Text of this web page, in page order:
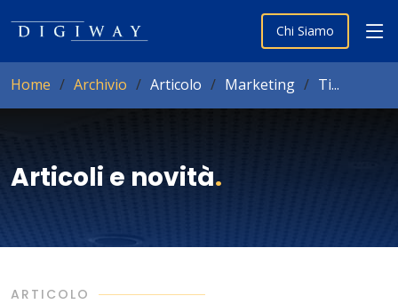
Chi Siamo
Home Archivio Articolo Marketing Ti...
Articoli e novità.
ARTICOLO